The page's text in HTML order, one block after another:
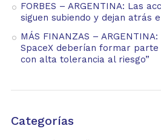
FORBES – ARGENTINA: Las
siguen subiendo y dejan atrás
MÁS FINANZAS –
SpaceX deberían formar
con alta tolerancia al riesgo”
Categorías